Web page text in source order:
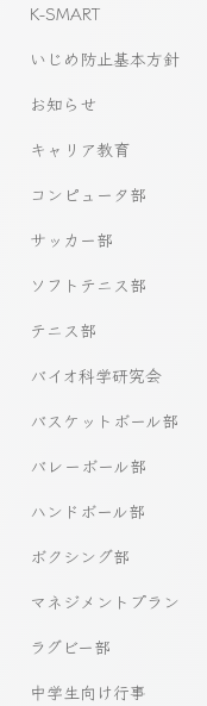
K-SMART
いじめ防止基本方針
お知らせ
キャリア教育
コンピュータ部
サッカー部
ソフトテニス部
テニス部
バイオ科学研究会
バスケットボール部
バレーボール部
ハンドボール部
ボクシング部
マネジメントプラン
ラグビー部
中学生向け行事